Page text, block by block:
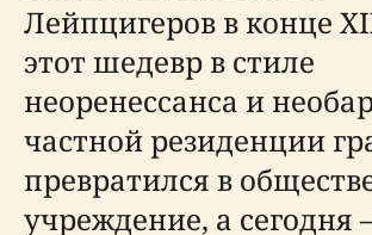
Лейпцигеров в конце
этот шедевр в стиле
неоренессанса и
частной резиденции
превратился в
учреждение, а сегодня